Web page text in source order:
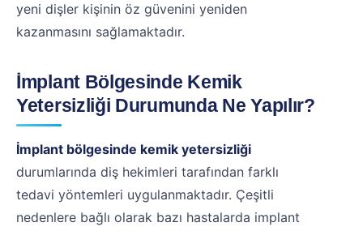
yeni dişler kişinin öz güvenini yeniden
kazanmasını sağlamaktadır.
İmplant Bölgesinde Kemik
Yetersizliği Durumunda Ne Yapılır?
İmplant bölgesinde kemik yetersizliği
durumlarında diş hekimleri tarafından farklı
tedavi yöntemleri uygulanmaktadır. Çeşitli
nedenlere bağlı olarak bazı hastalarda implant